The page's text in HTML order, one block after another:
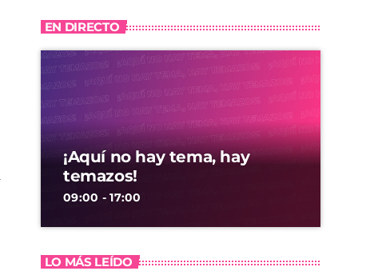
EN DIRECTO
¡Aquí no hay tema, hay
temazos!
09:00 - 17:00
LO MÁS LEÍDO